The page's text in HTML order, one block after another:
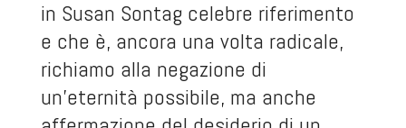
in Susan Sontag celebre riferimento
e che è, ancora una volta radicale,
richiamo alla negazione di
un’eternità possibile, ma anche